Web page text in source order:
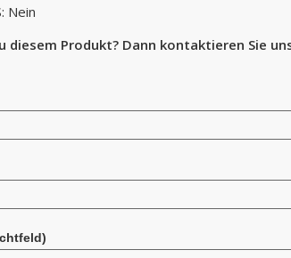
Nein
diesem Produkt? Dann kontaktieren Sie